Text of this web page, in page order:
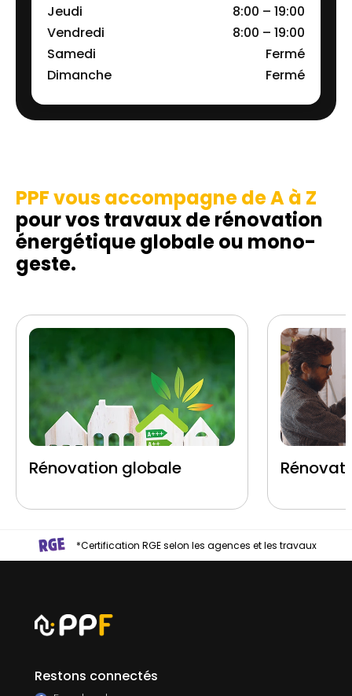
Jeudi
8:00 – 19:00
Vendredi
8:00 – 19:00
Samedi
Fermé
Dimanche
Fermé
PPF vous accompagne de A à Z
pour vos travaux de rénovation
énergétique globale ou mono-
geste.
Rénovation globale
*Certification RGE selon les agences et les travaux
Restons connectés